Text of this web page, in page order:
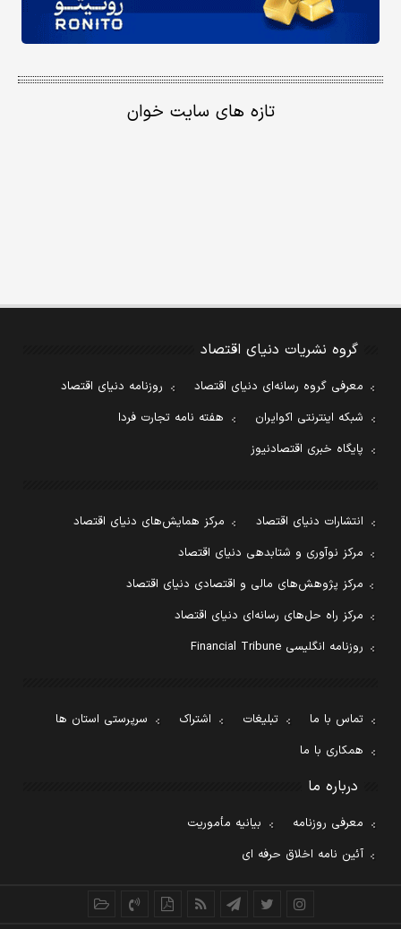
تازه های سایت خوان
گروه نشریات دنیای اقتصاد
معرفی گروه رسانه‌ای دنیای اقتصاد
روزنامه دنیای اقتصاد
شبکه اینترنتی اکوایران
هفته نامه تجارت فردا
پایگاه خبری اقتصادنیوز
انتشارات دنیای اقتصاد
مرکز همایش‌های دنیای اقتصاد
مرکز نوآوری و شتابدهی دنیای اقتصاد
مرکز پژوهش‌های مالی و اقتصادی دنیای اقتصاد
مرکز راه حل‌های رسانه‌ای دنیای اقتصاد
روزنامه انگلیسی Financial Tribune
تماس با ما تبلیغات اشتراک
سرپرستی استان ها
همکاری با ما
درباره ما
معرفی روزنامه
بیانیه مأموریت
آئین نامه اخلاق حرفه ای